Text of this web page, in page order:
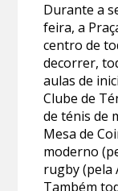
Durante a
feira, a
centro de
decorrer,
aulas de
Clube de
de ténis de
Mesa de
moderno
rugby (pela
Também